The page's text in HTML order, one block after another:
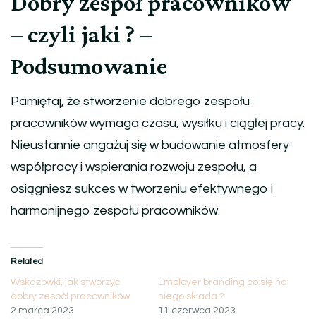
– czyli jaki ? –
Podsumowanie
Pamiętaj, że stworzenie dobrego zespołu
pracowników wymaga czasu, wysiłku i ciągłej pracy.
Nieustannie angażuj się w budowanie atmosfery
współpracy i wspierania rozwoju zespołu, a
osiągniesz sukces w tworzeniu efektywnego i
harmonijnego zespołu pracowników.
Related
Wskazówki, jak stworzyć
dobry zespół pracowników
2 marca 2023
Employer branding co się na
niego składa ?
11 czerwca 2023